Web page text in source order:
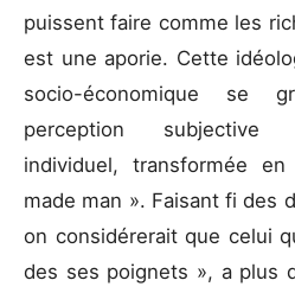
puissent faire comme les
est une aporie. Cette
socio-économique se
perception subjective
individuel, transformée
made man ». Faisant fi des
on considérerait que celui
des ses poignets », a plus